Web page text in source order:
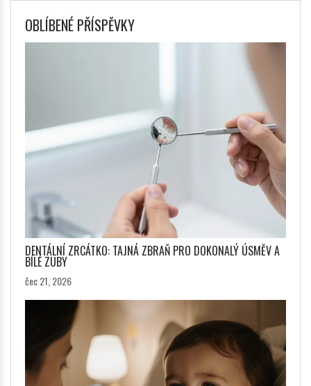
OBLÍBENÉ PŘÍSPĚVKY
DENTÁLNÍ ZRCÁTKO: TAJNÁ ZBRAŇ PRO DOKONALÝ ÚSMĚV A
BÍLÉ ZUBY
čec 21, 2026